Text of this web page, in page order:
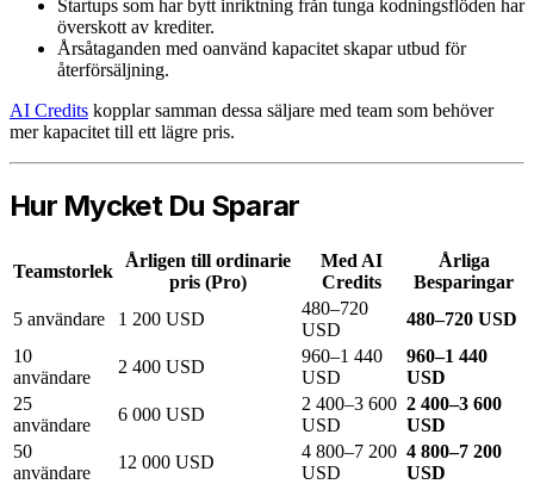
Startups som har bytt inriktning från tunga kodningsflöden har
överskott av krediter.
Årsåtaganden med oanvänd kapacitet skapar utbud för
återförsäljning.
AI Credits kopplar samman dessa säljare med team som behöver
mer kapacitet till ett lägre pris.
Hur Mycket Du Sparar
Teamstorlek
Årligen till ordinarie
pris (Pro)
Med AI
Credits
Årliga
Besparingar
5 användare
1 200 USD
480–720
USD
480–720 USD
10
användare
2 400 USD
960–1 440
USD
960–1 440
USD
25
användare
6 000 USD
2 400–3 600
USD
2 400–3 600
USD
50
användare
12 000 USD
4 800–7 200
USD
4 800–7 200
USD